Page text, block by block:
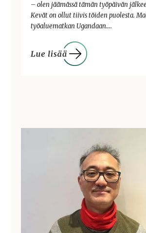
– olen jäämässä tämän työpäivän
Kevät on ollut tiivis töiden puolesta.
työaluematkan Ugandaan….